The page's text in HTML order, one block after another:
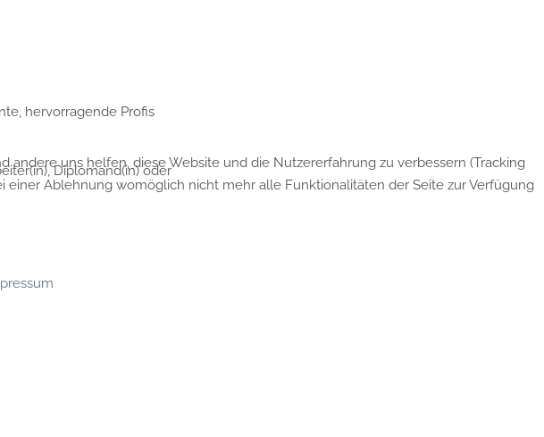
hervorragende Profis
Diplomand(in) oder
uns helfen, diese Website und die Nutzererfahrung zu verbessern (Tracking
einer Ablehnung womöglich nicht mehr alle Funktionalitäten der Seite zur Verfügung